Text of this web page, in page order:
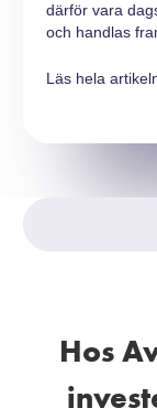
därför vara
och handlas
Läs hela
Hos